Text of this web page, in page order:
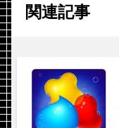
関連記事